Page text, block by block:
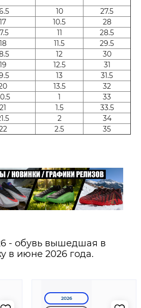
10
27.5
17 10.5
28
11
28.5
18 11.5
29.5
12
30
19 12.5
31
13
31.5
13.5
32
1
33
21 1.5
33.5
2
34
2.5 35
- обувь вышедшая в
в июне 2026 года.
2026